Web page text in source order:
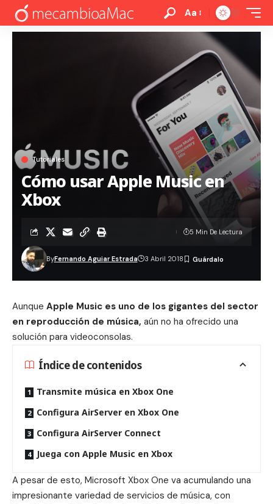
Aa
Tutoriales
Cómo usar Apple Music en
Xbox
ByFernando Aguiar Estrada 3 Abril 2018
5 Min De Lectura
Aunque Apple Music es uno de los gigantes del sector
en reproducción de música, aún no ha ofrecido una
solución para videoconsolas.
Índice de contenidos
Transmite música en Xbox One
Configura AirServer en Xbox One
Configura AirServer Connect
Juega con Apple Music en Xbox
A pesar de esto, Microsoft Xbox One va acumulando una
impresionante variedad de servicios de música, con